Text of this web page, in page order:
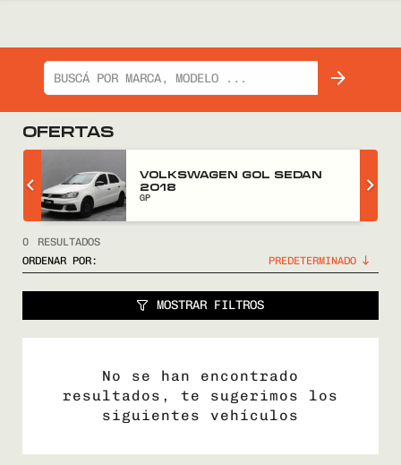
OFERTAS
VOLKSWAGEN GOL SEDAN
2018
GP
0
RESULTADOS
ORDENAR POR:
MOSTRAR FILTROS
No se han encontrado
resultados, te sugerimos los
siguientes vehículos